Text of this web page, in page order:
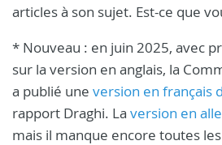
articles à son sujet. Est-ce que
* Nouveau : en juin 2025, avec
sur la version en anglais, la
a publié une version en français
rapport Draghi. La version en
mais il manque encore toutes